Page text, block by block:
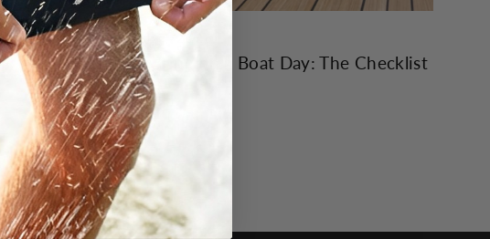
10 JUILLET, 2026
What to Bring on a Boat Day: The Checklist